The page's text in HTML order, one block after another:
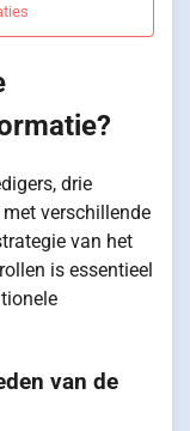
drie
verschillende
van het
is essentieel
van de